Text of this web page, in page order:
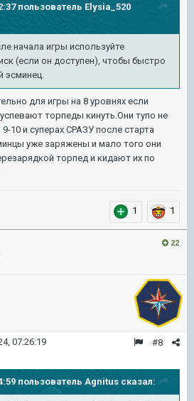
пользователь Elysia_520
начала игры используйте
(если он доступен), чтобы быстро
эсминец.
для игры на 8 уровнях если
торпеды кинуть.Они тупо не
10 и суперах СРАЗУ после старта
уже заряжены и мало того они
торпед и кидают их по
1 1
22
#8
07:26:19
пользователь Agnitus сказал: